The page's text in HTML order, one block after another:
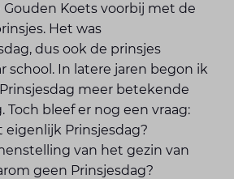
Koets voorbij met de
Het was
dus ook de prinsjes
school. In latere jaren begon ik
meer betekende
Toch bleef er nog een vraag:
Prinsjesdag?
van het gezin van
geen Prinsjesdag?